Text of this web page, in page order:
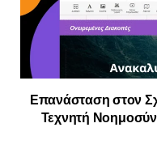
Επανάσταση στον
Τεχνητή